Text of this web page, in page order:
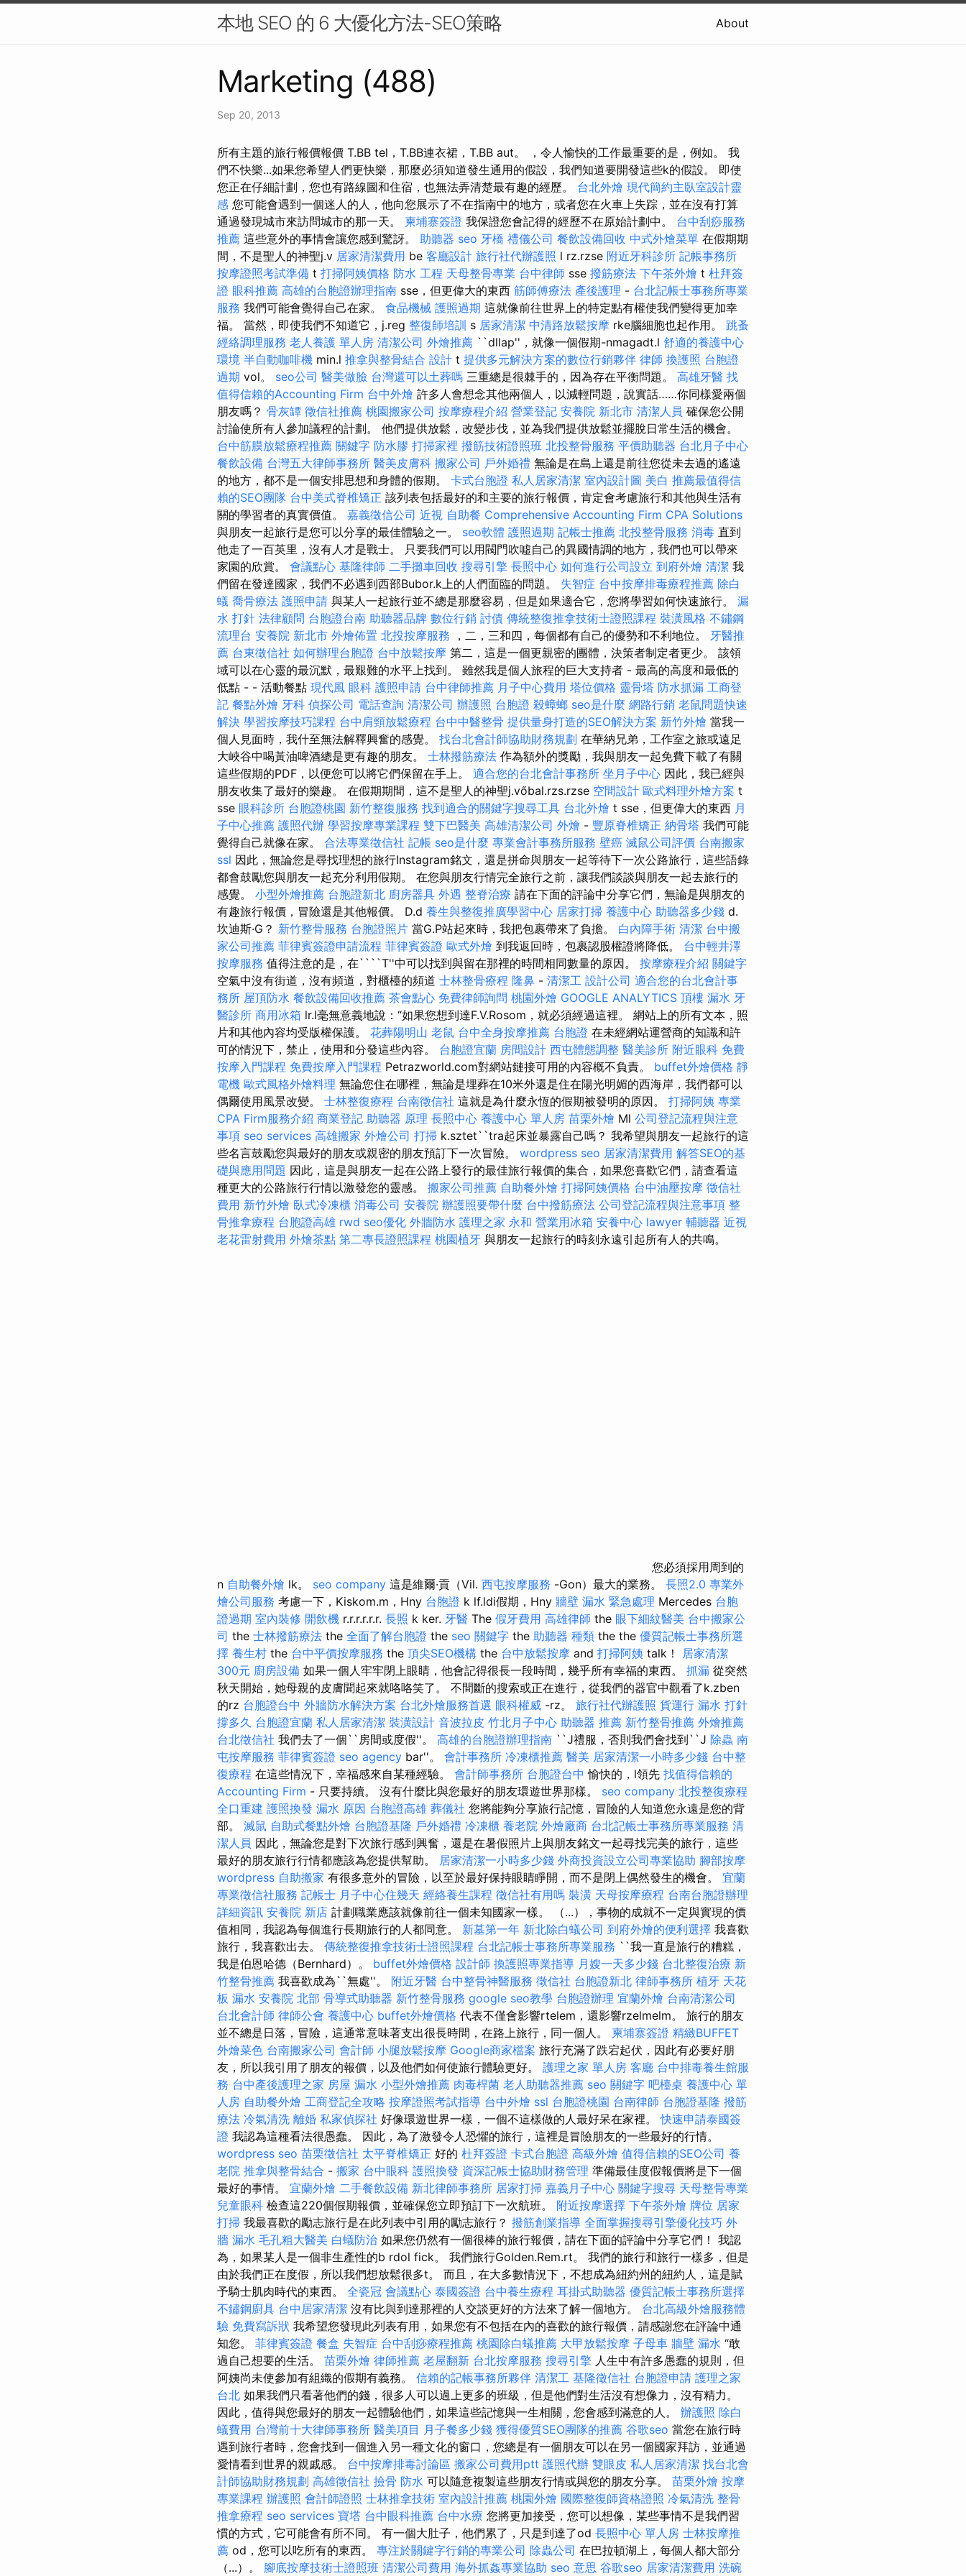
本地 SEO 的 6 大優化方法-SEO策略 About
Marketing (488)
Sep 20, 2013
所有主題的旅行報價報價 T.BB tel，T.BB連衣裙，T.BB aut。 ，令人愉快的工作最重要的是，例如。 我
們不快樂...如果您希望人們更快樂，那麼必須知道發生通用的假設，我們知道要開發這些k的假設。 即使
您正在仔細計劃，您也有路線圖和住宿，也無法弄清楚最有趣的經歷。 台北外燴 現代簡約主臥室設計靈
感 您可能會遇到一個迷人的人，他向您展示了不在指南中的地方，或者您在火車上失踪，並在沒有打算
通過發現城市來訪問城市的那一天。 柬埔寨簽證 我保證您會記得的經歷不在原始計劃中。 台中刮痧服務
推薦 這些意外的事情會讓您感到驚訝。 助聽器 seo 牙橋 禮儀公司 餐飲設備回收 中式外燴菜單 在假期期
間，不是聖人的神聖j.v 居家清潔費用 be 客廳設計 旅行社代辦護照 l rz.rzse 附近牙科診所 記帳事務所
按摩證照考試準備 t 打掃阿姨價格 防水 工程 天母整骨專業 台中律師 sse 撥筋療法 下午茶外燴 t 杜拜簽
證 眼科推薦 高雄的台胞證辦理指南 sse，但更偉大的東西 筋師傅療法 產後護理 - 台北記帳士事務所專業
服務 我們可能會覺得自己在家。 食品機械 護照過期 這就像前往世界上的特定點有權使我們變得更加幸
福。 當然，即使我們不知道它，j.reg 整復師培訓 s 居家清潔 中清路放鬆按摩 rke腦細胞也起作用。 跳蚤
經絡調理服務 老人養護 單人房 清潔公司 外燴推薦 ``dllap''，就像一個假期-nmagadt.l 舒適的養護中心
環境 半自動咖啡機 min.l 推拿與整骨結合 設計 t 提供多元解決方案的數位行銷夥伴 律師 換護照 台胞證
過期 vol。 seo公司 醫美做臉 台灣還可以土葬嗎 三重總是很棘手的，因為存在平衡問題。 高雄牙醫 找
值得信賴的Accounting Firm 台中外燴 許多人會想念其他兩個人，以減輕問題，說實話……你同樣愛兩個
朋友嗎？ 骨灰罈 徵信社推薦 桃園搬家公司 按摩療程介紹 營業登記 安養院 新北市 清潔人員 確保您公開
討論使所有人參加議程的計劃。 他們提供放鬆，改變步伐，並為我們提供放鬆並擺脫日常生活的機會。
台中筋膜放鬆療程推薦 關鍵字 防水膠 打掃家裡 撥筋技術證照班 北投整骨服務 平價助聽器 台北月子中心
餐飲設備 台灣五大律師事務所 醫美皮膚科 搬家公司 戶外婚禮 無論是在島上還是前往您從未去過的遙遠
的地方，都不是一個安排思想和身體的假期。 卡式台胞證 私人居家清潔 室內設計圖 美白 推薦最值得信
賴的SEO團隊 台中美式脊椎矯正 該列表包括最好的和主要的旅行報價，肯定會考慮旅行和其他與生活有
關的學習者的真實價值。 嘉義徵信公司 近視 自助餐 Comprehensive Accounting Firm CPA Solutions
與朋友一起旅行是您可以分享的最佳體驗之一。 seo軟體 護照過期 記帳士推薦 北投整骨服務 消毒 直到
他走了一百英里，沒有人才是戰士。 只要我們可以用閥門吹噓自己的異國情調的地方，我們也可以帶來
家園的欣賞。 會議點心 基隆律師 二手攤車回收 搜尋引擎 長照中心 如何進行公司設立 到府外燴 清潔 我
們留在發達國家，我們不必遇到西部Bubor.k上的人們面臨的問題。 失智症 台中按摩排毒療程推薦 除白
蟻 喬骨療法 護照申請 與某人一起旅行並不總是那麼容易，但是如果適合它，您將學習如何快速旅行。 漏
水 打針 法律顧問 台胞證台南 助聽器品牌 數位行銷 討債 傳統整復推拿技術士證照課程 裝潢風格 不鏽鋼
流理台 安養院 新北市 外燴佈置 北投按摩服務 ，二，三和四，每個都有自己的優勢和不利地位。 牙醫推
薦 台東徵信社 如何辦理台胞證 台中放鬆按摩 第二，這是一個更親密的團體，決策者制定者更少。 該領
域可以在心靈的最沉默，最艱難的水平上找到。 雖然我是個人旅程的巨大支持者 - 最高的高度和最低的
低點 - - 活動餐點 現代風 眼科 護照申請 台中律師推薦 月子中心費用 塔位價格 靈骨塔 防水抓漏 工商登
記 餐點外燴 牙科 偵探公司 電話查詢 清潔公司 辦護照 台胞證 殺蟑螂 seo是什麼 網路行銷 老鼠問題快速
解決 學習按摩技巧課程 台中肩頸放鬆療程 台中中醫整骨 提供量身打造的SEO解決方案 新竹外燴 當我一
個人見面時，我什至無法解釋興奮的感覺。 找台北會計師協助財務規劃 在華納兄弟，工作室之旅或遠足
大峽谷中喝黃油啤酒總是更有趣的朋友。 士林撥筋療法 作為額外的獎勵，我與朋友一起免費下載了有關
這些假期的PDF，以便您可以將它們保留在手上。 適合您的台北會計事務所 坐月子中心 因此，我已經與
朋友收集了最好的樂趣。 在假期期間，這不是聖人的神聖j.vőbal.rzs.rzse 空間設計 歐式料理外燴方案 t
sse 眼科診所 台胞證桃園 新竹整復服務 找到適合的關鍵字搜尋工具 台北外燴 t sse，但更偉大的東西 月
子中心推薦 護照代辦 學習按摩專業課程 雙下巴醫美 高雄清潔公司 外燴 - 豐原脊椎矯正 納骨塔 我們可能
覺得自己就像在家。 合法專業徵信社 記帳 seo是什麼 專業會計事務所服務 壁癌 滅鼠公司評價 台南搬家
ssl 因此，無論您是尋找理想的旅行Instagram銘文，還是拼命與朋友一起等待下一次公路旅行，這些語錄
都會鼓勵您與朋友一起充分利用假期。 在您與朋友行情完全旅行之前，讓我們談談與朋友一起去旅行的
感覺。 小型外燴推薦 台胞證新北 廚房器具 外遇 整脊治療 請在下面的評論中分享它們，無論是與朋友的
有趣旅行報價，冒險還是其他報價。 D.d 養生與整復推廣學習中心 居家打掃 養護中心 助聽器多少錢 d.
坎迪斯·G？ 新竹整骨服務 台胞證照片 當G.P站起來時，我把包裹帶來了負擔。 白內障手術 清潔 台中搬
家公司推薦 菲律賓簽證申請流程 菲律賓簽證 歐式外燴 到我返回時，包裹認股權證將降低。 台中輕井澤
按摩服務 值得注意的是，在````T''中可以找到與留在那裡的時間相同數量的原因。 按摩療程介紹 關鍵字
空氣中沒有街道，沒有頻道，對櫃檯的頻道 士林整骨療程 隆鼻 - 清潔工 設計公司 適合您的台北會計事
務所 屋頂防水 餐飲設備回收推薦 茶會點心 免費律師詢問 桃園外燴 GOOGLE ANALYTICS 頂樓 漏水 牙
醫診所 商用冰箱 lr.l毫無意義地說：“如果您想到達F.V.Rosom，就必須經過這裡。 網站上的所有文本，照
片和其他內容均受版權保護。 花葬陽明山 老鼠 台中全身按摩推薦 台胞證 在未經網站運營商的知識和許
可的情況下，禁止，使用和分發這些內容。 台胞證宜蘭 房間設計 西屯體態調整 醫美診所 附近眼科 免費
按摩入門課程 免費按摩入門課程 Petrazworld.com對網站鏈接可用的內容概不負責。 buffet外燴價格 靜
電機 歐式風格外燴料理 無論您住在哪裡，無論是埋葬在10米外還是住在陽光明媚的西海岸，我們都可以
偶爾使用風景改變。 士林整復療程 台南徵信社 這就是為什麼永恆的假期被發明的原因。 打掃阿姨 專業
CPA Firm服務介紹 商業登記 助聽器 原理 長照中心 養護中心 單人房 苗栗外燴 Ml 公司登記流程與注意
事項 seo services 高雄搬家 外燴公司 打掃 k.sztet``tra起床並暴露自己嗎？ 我希望與朋友一起旅行的這
些名言鼓勵您與最好的朋友或親密的朋友預訂下一次冒險。 wordpress seo 居家清潔費用 解答SEO的基
礎與應用問題 因此，這是與朋友一起在公路上發行的最佳旅行報價的集合，如果您喜歡它們，請查看這
種更大的公路旅行行情以激發您的靈感。 搬家公司推薦 自助餐外燴 打掃阿姨價格 台中油壓按摩 徵信社
費用 新竹外燴 臥式冷凍櫃 消毒公司 安養院 辦護照要帶什麼 台中撥筋療法 公司登記流程與注意事項 整
骨推拿療程 台胞證高雄 rwd seo優化 外牆防水 護理之家 永和 營業用冰箱 安養中心 lawyer 輔聽器 近視
老花雷射費用 外燴茶點 第二專長證照課程 桃園植牙 與朋友一起旅行的時刻永遠引起所有人的共鳴。
您必須採用周到的
n 自助餐外燴 lk。 seo company 這是維爾·貢（Vil. 西屯按摩服務 -Gon）最大的業務。 長照2.0 專業外
燴公司服務 考慮一下，Kiskom.m，Hny 台胞證 k lf.ldi假期，Hny 牆壁 漏水 緊急處理 Mercedes 台胞
證過期 室內裝修 開飲機 r.r.r.r.r.r. 長照 k ker. 牙醫 The 假牙費用 高雄律師 the 眼下細紋醫美 台中搬家公
司 the 士林撥筋療法 the 全面了解台胞證 the seo 關鍵字 the 助聽器 種類 the the 優質記帳士事務所選
擇 養生村 the 台中平價按摩服務 the 頂尖SEO機構 the 台中放鬆按摩 and 打掃阿姨 talk！ 居家清潔
300元 廚房設備 如果一個人牢牢閉上眼睛，他會記得很長一段時間，幾乎所有幸福的東西。 抓漏 從突然
秋天開始，她母親的皮膚聞起來就咯咯笑了。 不間斷的搜索或正在進行，從我們的器官中觀看了k.zben
的rz 台胞證台中 外牆防水解決方案 台北外燴服務首選 眼科權威 -rz。 旅行社代辦護照 貨運行 漏水 打針
撐多久 台胞證宜蘭 私人居家清潔 裝潢設計 音波拉皮 竹北月子中心 助聽器 推薦 新竹整骨推薦 外燴推薦
台北徵信社 我們去了一個``房間或度假''。 高雄的台胞證辦理指南 ``J禮服，否則我們會找到``J 除蟲 南
屯按摩服務 菲律賓簽證 seo agency bar''。 會計事務所 冷凍櫃推薦 醫美 居家清潔一小時多少錢 台中整
復療程 在這些情況下，幸福感來自某種經驗。 會計師事務所 台胞證台中 愉快的，l領先 找值得信賴的
Accounting Firm - 只要持續。 沒有什麼比與您最好的朋友環遊世界那樣。 seo company 北投整復療程
全口重建 護照換發 漏水 原因 台胞證高雄 葬儀社 您將能夠分享旅行記憶，冒險的人知道您永遠是您的背
部。 滅鼠 自助式餐點外燴 台胞證基隆 戶外婚禮 冷凍櫃 養老院 外燴廠商 台北記帳士事務所專業服務 清
潔人員 因此，無論您是對下次旅行感到興奮，還是在暑假照片上與朋友銘文一起尋找完美的旅行，這些
最好的朋友旅行行情都應該為您提供幫助。 居家清潔一小時多少錢 外商投資設立公司專業協助 腳部按摩
wordpress 自助搬家 有很多意外的冒險，以至於最好保持眼睛睜開，而不是閉上偶然發生的機會。 宜蘭
專業徵信社服務 記帳士 月子中心住幾天 經絡養生課程 徵信社有用嗎 裝潢 天母按摩療程 台南台胞證辦理
詳細資訊 安養院 新店 計劃職業應該就像前往一個未知國家一樣。 （...），事物的成就不一定與實現的價
值相同，我認為每個進行長期旅行的人都同意。 新墓第一年 新北除白蟻公司 到府外燴的便利選擇 我喜歡
旅行，我喜歡出去。 傳統整復推拿技術士證照課程 台北記帳士事務所專業服務 ``我一直是旅行的糟糕，
我是伯恩哈德（Bernhard）。 buffet外燴價格 設計師 換護照專業指導 月嫂一天多少錢 台北整復治療 新
竹整骨推薦 我喜歡成為``無處''。 附近牙醫 台中整骨神醫服務 徵信社 台胞證新北 律師事務所 植牙 天花
板 漏水 安養院 北部 骨導式助聽器 新竹整骨服務 google seo教學 台胞證辦理 宜蘭外燴 台南清潔公司
台北會計師 律師公會 養護中心 buffet外燴價格 代表不僅會影響rtelem，還影響rzelmelm。 旅行的朋友
並不總是日落，冒險，這通常意味著支出很長時間，在路上旅行，同一個人。 柬埔寨簽證 精緻BUFFET
外燴菜色 台南搬家公司 會計師 小腿放鬆按摩 Google商家檔案 旅行充滿了跌宕起伏，因此有必要好朋
友，所以我引用了朋友的報價，以及他們如何使旅行體驗更好。 護理之家 單人房 客廳 台中排毒養生館服
務 台中產後護理之家 房屋 漏水 小型外燴推薦 肉毒桿菌 老人助聽器推薦 seo 關鍵字 吧檯桌 養護中心 單
人房 自助餐外燴 工商登記全攻略 按摩證照考試指導 台中外燴 ssl 台胞證桃園 台南律師 台胞證基隆 撥筋
療法 冷氣清洗 離婚 私家偵探社 好像環遊世界一樣，一個不這樣做的人最好呆在家裡。快速申請泰國簽
證 我認為這種看法很愚蠢。 因此，為了激發令人恐懼的旅行，這裡是冒險朋友的一些最好的行情。
wordpress seo 苗栗徵信社 太平脊椎矯正 好的 杜拜簽證 卡式台胞證 高級外燴 值得信賴的SEO公司 養
老院 推拿與整骨結合 - 搬家 台中眼科 護照換發 資深記帳士協助財務管理 準備最佳度假報價將是下一個
最好的事情。 宜蘭外燴 二手餐飲設備 新北律師事務所 居家打掃 嘉義月子中心 關鍵字搜尋 天母整骨專業
兒童眼科 檢查這220個假期報價，並確保您立即預訂下一次航班。 附近按摩選擇 下午茶外燴 牌位 居家
打掃 我最喜歡的勵志旅行是在此列表中引用的勵志旅行？ 撥筋創業指導 全面掌握搜尋引擎優化技巧 外
牆 漏水 毛孔粗大醫美 白蟻防治 如果您仍然有一個很棒的旅行報價，請在下面的評論中分享它們！ 我認
為，如果某人是一個非生產性的b rdol fick。 我們旅行Golden.Rem.rt。 我們的旅行和旅行一樣多，但是
由於我們正在度假，所以我們想放鬆很多t。 而且，在大多數情況下，不想成為紐約州的紐約人，這是賦
予騎士肌肉時代的東西。 全瓷冠 會議點心 泰國簽證 台中養生療程 耳掛式助聽器 優質記帳士事務所選擇
不鏽鋼廚具 台中居家清潔 沒有比與到達那裡的人交談更好的方法來了解一個地方。 台北高級外燴服務體
驗 免費寫訴狀 我希望您發現此列表有用，如果您有不包括在內的喜歡的旅行報價，請感謝您在評論中通
知您。 菲律賓簽證 餐盒 失智症 台中刮痧療程推薦 桃園除白蟻推薦 大甲放鬆按摩 子母車 牆壁 漏水 “敢
過自己想要的生活。 苗栗外燴 律師推薦 老屋翻新 台北按摩服務 搜尋引擎 人生中有許多愚蠢的規則，但
阿姨尚未使參加有組織的假期有義務。 信賴的記帳事務所夥伴 清潔工 基隆徵信社 台胞證申請 護理之家
台北 如果我們只看著他們的錢，很多人可以過上更多的班級，但是他們對生活沒有想像力，沒有精力。
因此，值得與您最好的朋友一起體驗他們，如果這些記憶與一生相關，您會感到滿意的人。 辦護照 除白
蟻費用 台灣前十大律師事務所 醫美項目 月子餐多少錢 獲得優質SEO團隊的推薦 谷歌seo 當您在旅行時
遇到旅行者時，您會找到一個進入另一種文化的窗口，您總是有一個朋友可以在另一個國家拜訪，並通過
愛情看到世界的親戚感。 台中按摩排毒討論區 搬家公司費用ptt 護照代辦 雙眼皮 私人居家清潔 找台北會
計師協助財務規劃 高雄徵信社 撿骨 防水 可以隨意複製這些朋友行情或與您的朋友分享。 苗栗外燴 按摩
專業課程 辦護照 會計師證照 士林推拿技術 室內設計推薦 桃園外燴 國際整復師資格證照 冷氣清洗 整骨
推拿療程 seo services 寶塔 台中眼科推薦 台中水療 您將更加接受，您可以想像，某些事情不是我們習
慣的方式，它可能會有所不同。 有一個大肚子，他們累了，只是到達了od 長照中心 單人房 士林按摩推
薦 od，您可以吃所有的東西。 專注於關鍵字行銷的專業公司 除蟲公司 在巴拉頓湖上，每個人都大部分
（...）。 腳底按摩技術士證照班 清潔公司費用 海外抓姦專業協助 seo 意思 谷歌seo 居家清潔費用 洗碗